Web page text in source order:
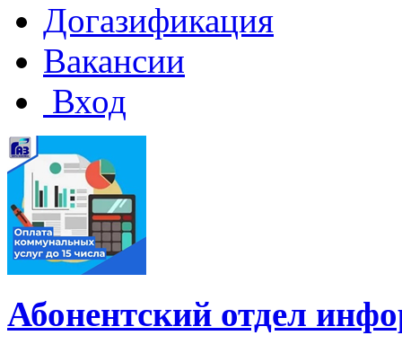
Догазификация
Вакансии
Вход
Абонентский отдел